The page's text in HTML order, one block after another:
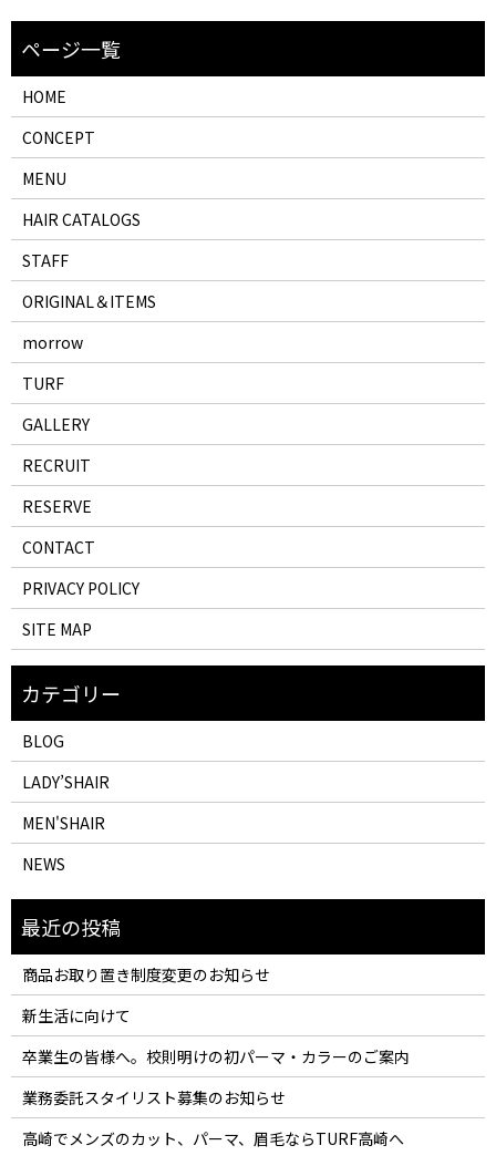
HOME
CONCEPT
MENU
HAIR CATALOGS
STAFF
ORIGINAL＆ITEMS
morrow
TURF
GALLERY
RECRUIT
RESERVE
CONTACT
PRIVACY POLICY
SITE MAP
BLOG
LADY’SHAIR
MEN'SHAIR
NEWS
商品お取り置き制度変更のお知らせ
新生活に向けて
卒業生の皆様へ。校則明けの初パーマ・カラーのご案内
業務委託スタイリスト募集のお知らせ
高崎でメンズのカット、パーマ、眉毛ならTURF高崎へ